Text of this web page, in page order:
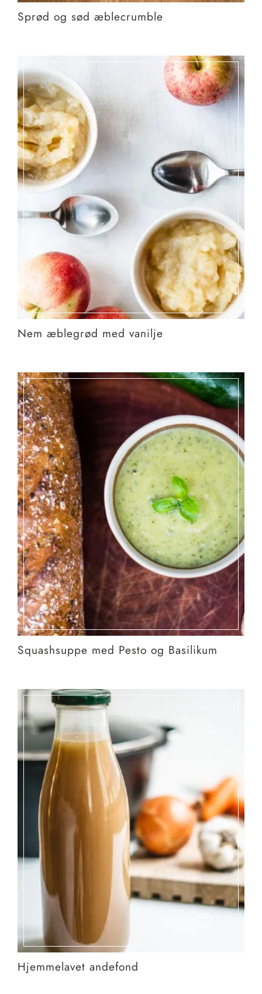
Sprød og sød æblecrumble
Nem æblegrød med vanilje
Squashsuppe med Pesto og Basilikum
Hjemmelavet andefond